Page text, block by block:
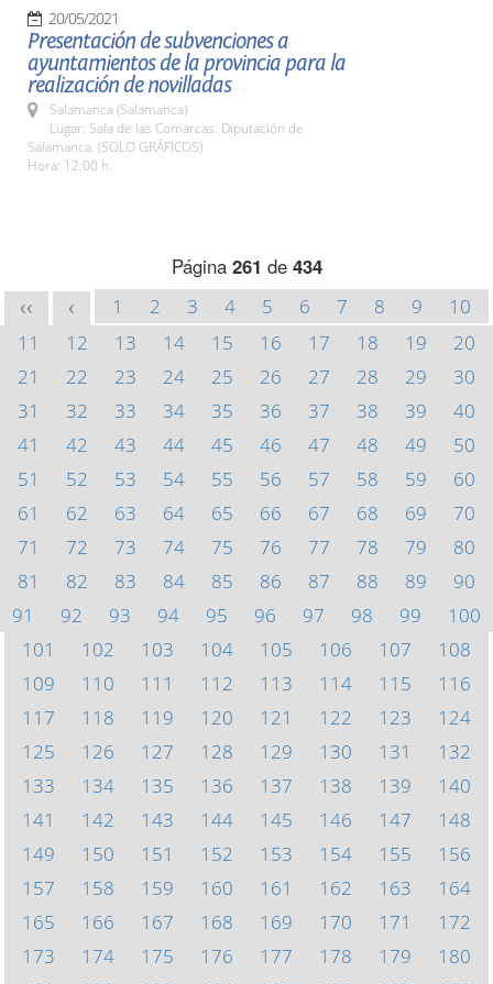
20/05/2021
Presentación de subvenciones a
ayuntamientos de la provincia para la
realización de novilladas
Salamanca (Salamanca)
Lugar: Sala de las Comarcas. Diputación de
Salamanca. (SOLO GRÁFICOS)
Hora: 12:00 h.
Página 261 de 434
<< < 1 2 3 4 5 6 7 8 9
10
11
12 13 14 15 16 17 18 19
20
21
22 23 24 25 26 27 28 29
30
31
32 33 34 35 36 37 38 39
40
41
42 43 44 45 46 47 48 49
50
51
52 53 54 55 56 57 58 59
60
61
62 63 64 65 66 67 68 69
70
71
72 73 74 75 76 77 78 79
80
81
82 83 84 85 86 87 88 89
90
91
92 93 94 95 96 97 98 99
100
101
102 103 104 105 106 107
108
109
110 111 112 113 114 115
116
117
118 119 120 121 122 123
124
125
126 127 128 129 130 131
132
133
134 135 136 137 138 139
140
141
142 143 144 145 146 147
148
149
150 151 152 153 154 155
156
157
158 159 160 161 162 163
164
165
166 167 168 169 170 171
172
173
174 175 176 177 178 179
180